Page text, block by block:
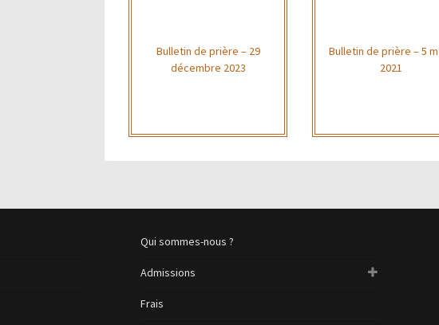
Bulletin de prière – 29
décembre 2023
Bulletin de prière – 5
2021
Qui sommes-nous ?
Admissions
Frais